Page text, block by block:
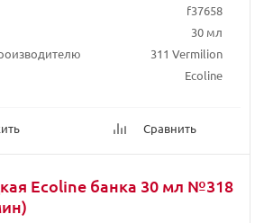
f37658
30 мл
311 Vermilion
Ecoline
Сравнить
Ecoline банка 30 мл №318